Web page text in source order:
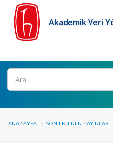
Akademik Veri
Ara
ANA SAYFA SON EKLENEN YAYINLAR